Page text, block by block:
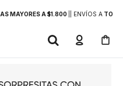
MAYORES A $1.800 | ENVÍOS ATODO